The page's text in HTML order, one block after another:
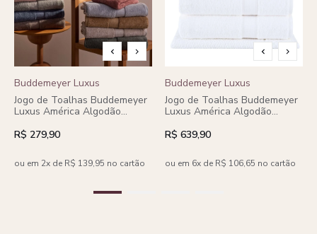
Buddemeyer Luxus
Jogo de Toalhas Buddemeyer
Luxus América Algodão
R$ 279,90
ou em 2x de R$ 139,95 no cartão
Buddemeyer Luxus
Jogo de Toalhas Buddemeyer
Luxus América Algodão
R$ 639,90
ou em 6x de R$ 106,65 no cartão